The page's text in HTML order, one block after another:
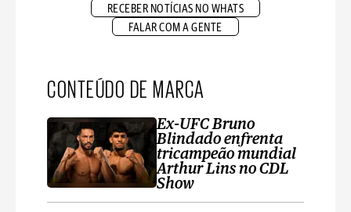
RECEBER NOTÍCIAS NO WHATS
FALAR COM A GENTE
CONTEÚDO DE MARCA
Ex-UFC Bruno
Blindado enfrenta
tricampeão mundial
Arthur Lins no CDL
Show